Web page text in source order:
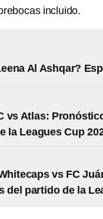
incluido.
Al Ashqar?
vs Atlas:
la Leagues Cup
vs FC
del partido de la